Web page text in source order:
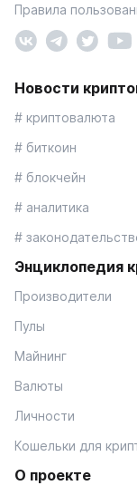
Правила
Новости
# криптовалюта
# биткоин
# блокчейн
# аналитика
#
Энциклопедия
Производители
Пулы
Майнинг
Валюты
Личности
Кошельки для
О проекте